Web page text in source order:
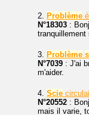
2. Problème
N°18303 :
tranquillement
3. Problème
N°7039 : J'ai
m'aider.
4. Scie
N°20552 :
mais il varie,